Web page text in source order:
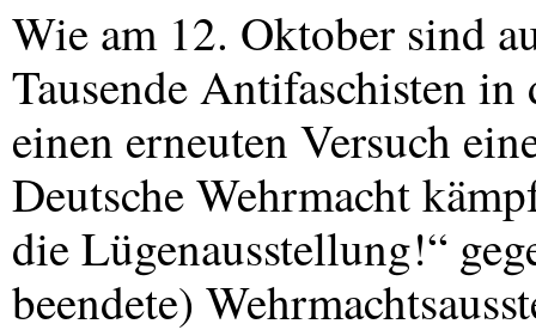
Wie am 12. Oktober sind
Tausende Antifaschisten
einen erneuten Versuch
Deutsche Wehrmacht
die Lügenausstellung!“
beendete)